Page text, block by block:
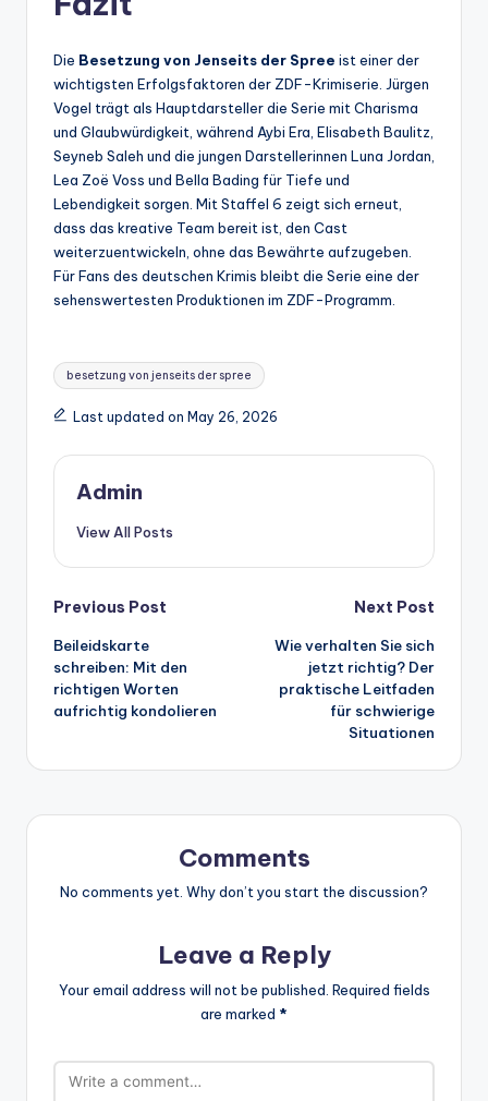
Die Besetzung von Jenseits der Spree ist einer der
wichtigsten Erfolgsfaktoren der ZDF-Krimiserie. Jürgen
Vogel trägt als Hauptdarsteller die Serie mit Charisma
und Glaubwürdigkeit, während Aybi Era, Elisabeth Baulitz,
Seyneb Saleh und die jungen Darstellerinnen Luna Jordan,
Lea Zoë Voss und Bella Bading für Tiefe und
Lebendigkeit sorgen. Mit Staffel 6 zeigt sich erneut,
dass das kreative Team bereit ist, den Cast
weiterzuentwickeln, ohne das Bewährte aufzugeben.
Für Fans des deutschen Krimis bleibt die Serie eine der
sehenswertesten Produktionen im ZDF-Programm.
Tags:
besetzung von jenseits der spree
Last updated on May 26, 2026
Admin
View All Posts
Post
navigation
Previous Post
Beileidskarte
schreiben: Mit den
richtigen Worten
aufrichtig kondolieren
Next Post
Wie verhalten Sie sich
jetzt richtig? Der
praktische Leitfaden
für schwierige
Situationen
Comments
No comments yet. Why don’t you start the discussion?
Leave a Reply
Your email address will not be published. Required fields
are marked *